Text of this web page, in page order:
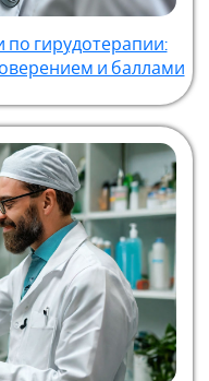
гирудотерапии:
и баллами